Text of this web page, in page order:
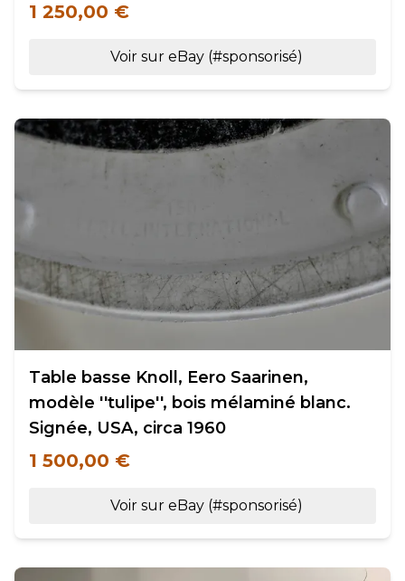
1 250,00 €
Voir sur eBay (#sponsorisé)
Table basse Knoll, Eero Saarinen,
modèle ''tulipe'', bois mélaminé blanc.
Signée, USA, circa 1960
1 500,00 €
Voir sur eBay (#sponsorisé)